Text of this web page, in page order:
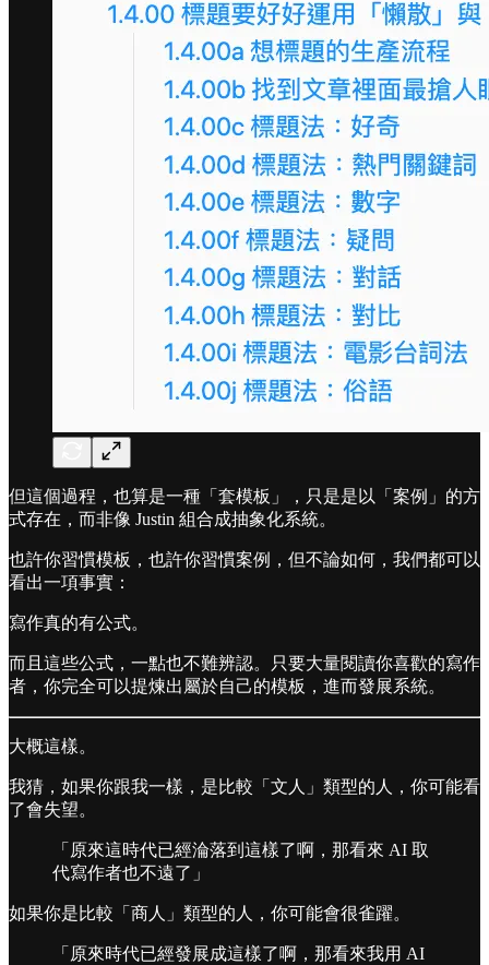
但這個過程，也算是一種「套模板」，只是是以「案例」的方
式存在，而非像 Justin 組合成抽象化系統。
也許你習慣模板，也許你習慣案例，但不論如何，我們都可以
看出一項事實：
寫作真的有公式。
而且這些公式，一點也不難辨認。只要大量閱讀你喜歡的寫作
者，你完全可以提煉出屬於自己的模板，進而發展系統。
大概這樣。
我猜，如果你跟我一樣，是比較「文人」類型的人，你可能看
了會失望。
「原來這時代已經淪落到這樣了啊，那看來 AI 取
代寫作者也不遠了」
如果你是比較「商人」類型的人，你可能會很雀躍。
「原來時代已經發展成這樣了啊，那看來我用 AI